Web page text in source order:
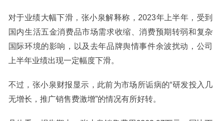
对于业绩大幅下滑，张小泉解释称，2023年上半年，受到
国内生活五金消费品市场需求收缩、消费预期转弱和复杂
国际环境的影响，以及去年品牌舆情事件余波扰动，公司
上半年业绩出现一定幅度下滑。
不过，张小泉财报显示，此前为市场所诟病的“研发投入几
无增长，推广销售费激增”的情况有所好转。